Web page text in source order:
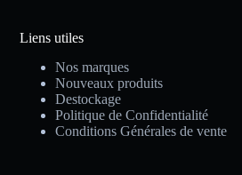
Liens utiles
Nos marques
Nouveaux produits
Destockage
Politique de Confidentialité
Conditions Générales de vente